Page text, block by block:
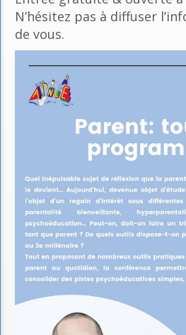
N’hésitez pas à diffuser
de vous.